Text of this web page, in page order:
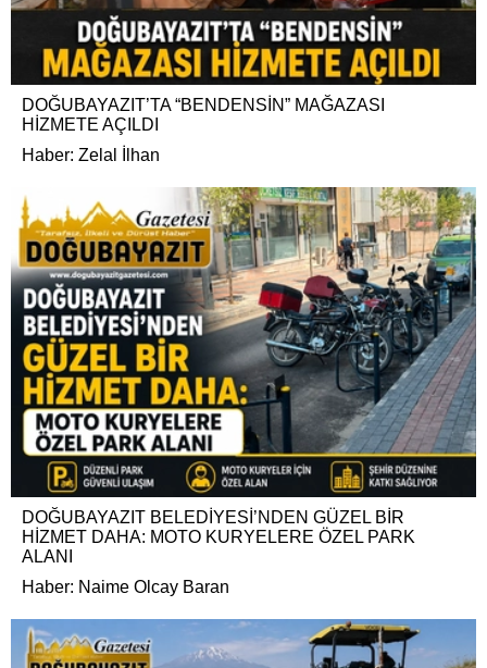
DOĞUBAYAZIT’TA “BENDENSİN” MAĞAZASI
HİZMETE AÇILDI
Haber: Zelal İlhan
DOĞUBAYAZIT BELEDİYESİ’NDEN GÜZEL BİR
HİZMET DAHA: MOTO KURYELERE ÖZEL PARK
ALANI
Haber: Naime Olcay Baran